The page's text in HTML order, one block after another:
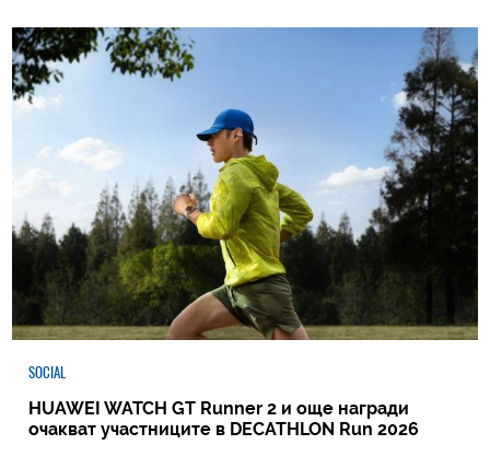
SOCIAL
HUAWEI WATCH GT Runner 2 и още награди
очакват участниците в DECATHLON Run 2026